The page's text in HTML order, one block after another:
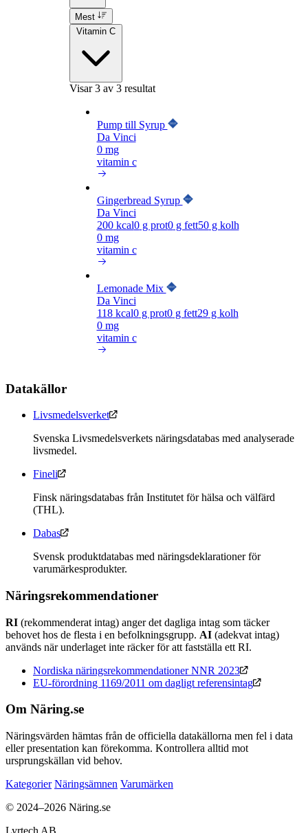
Mest
Vitamin C
Visar3av 3 resultat
Pump till Syrup
Da Vinci
0 mg
vitamin c
Gingerbread Syrup
Da Vinci
200kcal0g prot0g fett50g kolh
0 mg
vitamin c
Lemonade Mix
Da Vinci
118kcal0g prot0g fett29g kolh
0 mg
vitamin c
Datakällor
Livsmedelsverket
Svenska Livsmedelsverkets näringsdatabas med analyserade
livsmedel.
Fineli
Finsk näringsdatabas från Institutet för hälsa och välfärd
(THL).
Dabas
Svensk produktdatabas med näringsdeklarationer för
varumärkesprodukter.
Näringsrekommendationer
RI (rekommenderat intag) anger det dagliga intag som täcker
behovet hos de flesta i en befolkningsgrupp. AI (adekvat intag)
används när underlaget inte räcker för att fastställa ett RI.
Nordiska näringsrekommendationer NNR 2023
EU-förordning 1169/2011 om dagligt referensintag
Om Näring.se
Näringsvärden hämtas från de officiella datakällorna men fel i data
eller presentation kan förekomma. Kontrollera alltid mot
ursprungskällan vid behov.
Kategorier Näringsämnen Varumärken
© 2024–2026 Näring.se